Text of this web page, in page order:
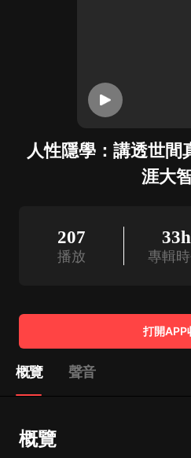
人性隱學：講透世間
涯大
207
播放
33h
專輯
打開APP
概覽 聲音
概覽